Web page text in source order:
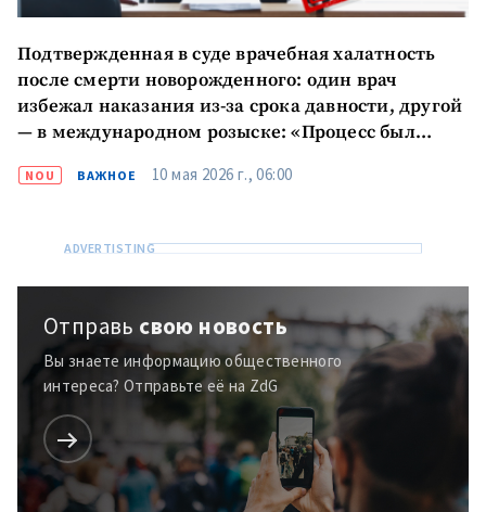
Подтвержденная в суде врачебная халатность
после смерти новорожденного: один врач
избежал наказания из-за срока давности, другой
— в международном розыске: «Процесс был
оскорбление самой идеи правосудия»
NOU ВАЖНОЕ 10 мая 2026 г., 06:00
Отправь свою новость
Вы знаете информацию общественного
интереса? Отправьте её на ZdG